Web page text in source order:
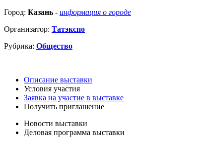
Город: Казань - информация о городе
Организатор: Татэкспо
Рубрика: Общество
Описание выставки
Условия участия
Заявка на участие в выставке
Получить приглашение
Новости выставки
Деловая программа выставки